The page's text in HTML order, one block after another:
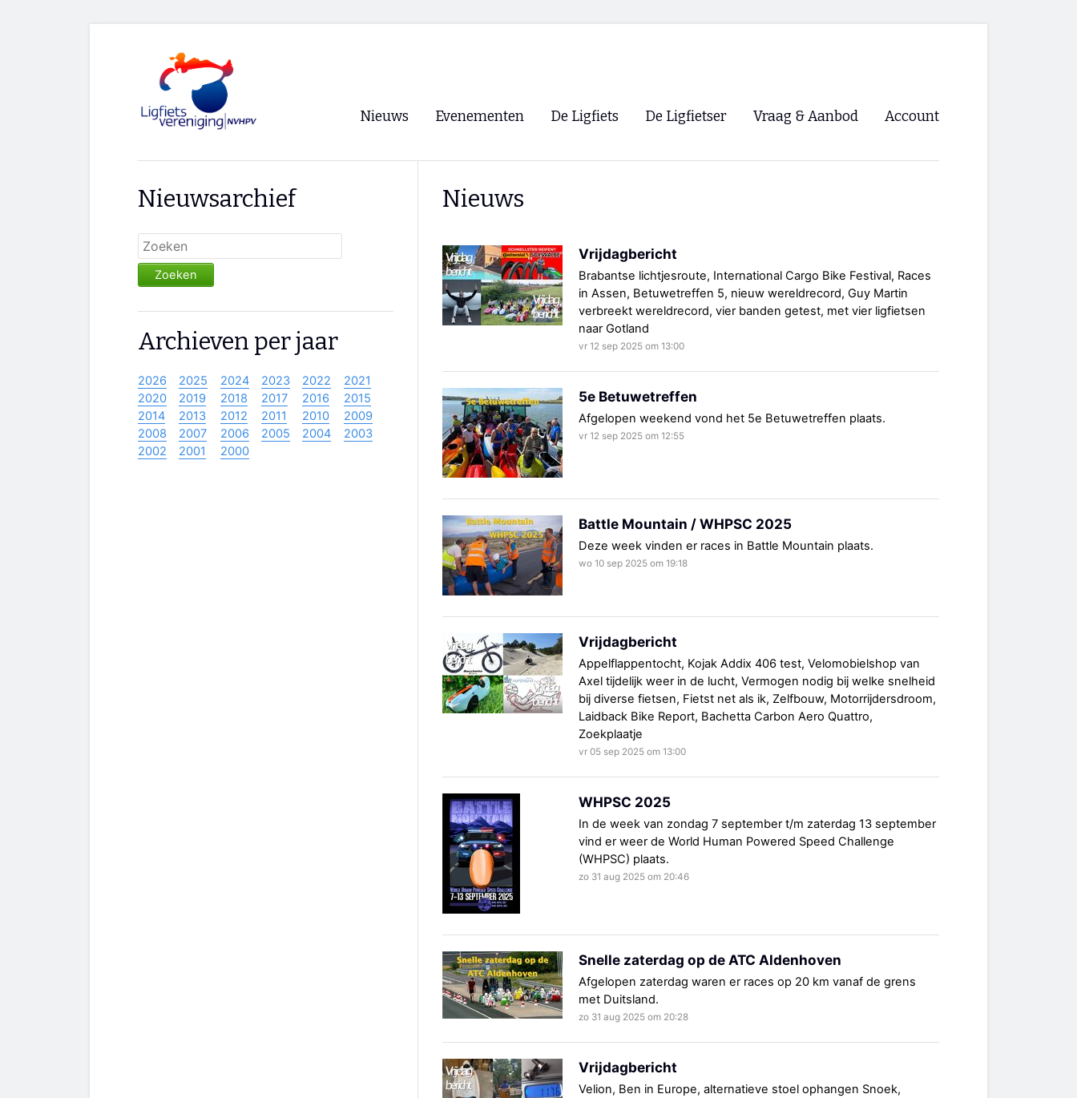
Nieuws Evenementen
Paastreffen
CycleVision
De Ligfiets De Ligfietser
Lokale Fietsverenigingen
EHPVA & EuSupino 🡺
Forum ligfietsers.nl 🡺
Vraag & Aanbod Account
Nieuws
Vrijdagbericht
Brabantse lichtjesroute, International Cargo Bike Festival, Races
in Assen, Betuwetreffen 5, nieuw wereldrecord, Guy Martin
verbreekt wereldrecord, vier banden getest, met vier ligfietsen
naar Gotland
vr 12 sep 2025 om 13:00
5e Betuwetreffen
Afgelopen weekend vond het 5e Betuwetreffen plaats.
vr 12 sep 2025 om 12:55
Battle Mountain / WHPSC 2025
Deze week vinden er races in Battle Mountain plaats.
wo 10 sep 2025 om 19:18
Vrijdagbericht
Appelflappentocht, Kojak Addix 406 test, Velomobielshop van
Axel tijdelijk weer in de lucht, Vermogen nodig bij welke snelheid
bij diverse fietsen, Fietst net als ik, Zelfbouw, Motorrijdersdroom,
Laidback Bike Report, Bachetta Carbon Aero Quattro,
Zoekplaatje
vr 05 sep 2025 om 13:00
WHPSC 2025
In de week van zondag 7 september t/m zaterdag 13 september
vind er weer de World Human Powered Speed Challenge
(WHPSC) plaats.
zo 31 aug 2025 om 20:46
Snelle zaterdag op de ATC Aldenhoven
Afgelopen zaterdag waren er races op 20 km vanaf de grens
met Duitsland.
zo 31 aug 2025 om 20:28
Vrijdagbericht
Velion, Ben in Europe, alternatieve stoel ophangen Snoek,
Nieuwsarchief
Zoeken
Archieven per jaar
2026 2025 2024 2023 2022
2021
2020
2019 2018 2017 2016
2015
2014
2013 2012 2011 2010
2009
2008
2007 2006 2005 2004
2003
2002
2001 2000